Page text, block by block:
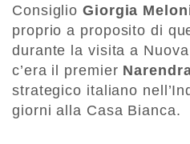
ConsiglioGiorgia
proprio a proposito di
durante la visita a
c’era il premier
strategico italiano
giorni alla Casa Bianca.